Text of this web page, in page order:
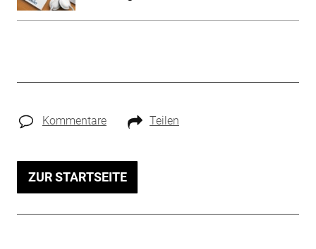
Kommentare Teilen
ZUR STARTSEITE